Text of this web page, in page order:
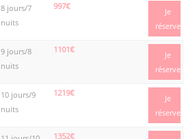
8 jours/7
nuits
997€
Je
réserve
9 jours/8
nuits
1101€
Je
réserve
10 jours/9
nuits
1219€
Je
réserve
1352€